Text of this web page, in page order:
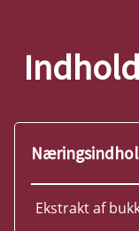
Ekstrakt af